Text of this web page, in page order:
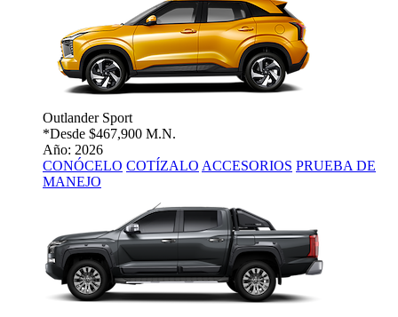
Outlander Sport
*Desde $467,900 M.N.
Año: 2026
CONÓCELO COTÍZALO ACCESORIOS PRUEBA DE
MANEJO